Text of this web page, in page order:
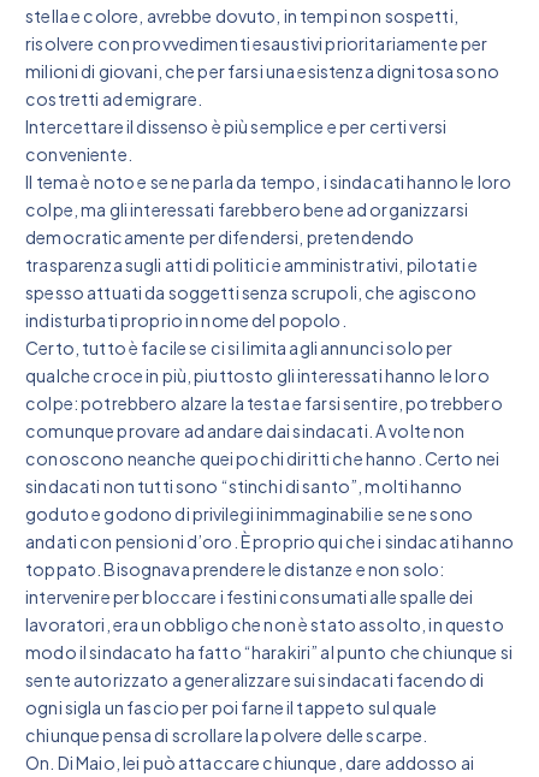
stella e colore, avrebbe dovuto, in tempi non sospetti,
risolvere con provvedimenti esaustivi prioritariamente per
milioni di giovani, che per farsi una esistenza dignitosa sono
costretti ad emigrare.
Intercettare il dissenso è più semplice e per certi versi
conveniente.
Il tema è noto e se ne parla da tempo, i sindacati hanno le loro
colpe, ma gli interessati farebbero bene ad organizzarsi
democraticamente per difendersi, pretendendo
trasparenza sugli atti di politici e amministrativi, pilotati e
spesso attuati da soggetti senza scrupoli, che agiscono
indisturbati proprio in nome del popolo.
Certo, tutto è facile se ci si limita agli annunci solo per
qualche croce in più, piuttosto gli interessati hanno le loro
colpe: potrebbero alzare la testa e farsi sentire, potrebbero
comunque provare ad andare dai sindacati. A volte non
conoscono neanche quei pochi diritti che hanno. Certo nei
sindacati non tutti sono “stinchi di santo”, molti hanno
goduto e godono di privilegi inimmaginabili e se ne sono
andati con pensioni d’oro. È proprio qui che i sindacati hanno
toppato. Bisognava prendere le distanze e non solo:
intervenire per bloccare i festini consumati alle spalle dei
lavoratori, era un obbligo che non è stato assolto, in questo
modo il sindacato ha fatto “harakiri” al punto che chiunque si
sente autorizzato a generalizzare sui sindacati facendo di
ogni sigla un fascio per poi farne il tappeto sul quale
chiunque pensa di scrollare la polvere delle scarpe.
On. Di Maio, lei può attaccare chiunque, dare addosso ai